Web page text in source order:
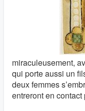
miraculeusement,
qui porte aussi un
deux femmes
entreront en